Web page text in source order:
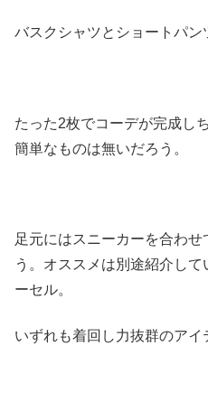
バスクシャツとショートパン
たった2枚でコーデが完成し
簡単なものは無いだろう。
足元にはスニーカーを合わ
う。 オススメは別途紹介し
ーセル。
いずれも着回し力抜群のアイ